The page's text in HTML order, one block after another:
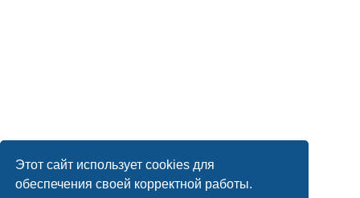
Этот сайт использует cookies для
обеспечения своей корректной работы.